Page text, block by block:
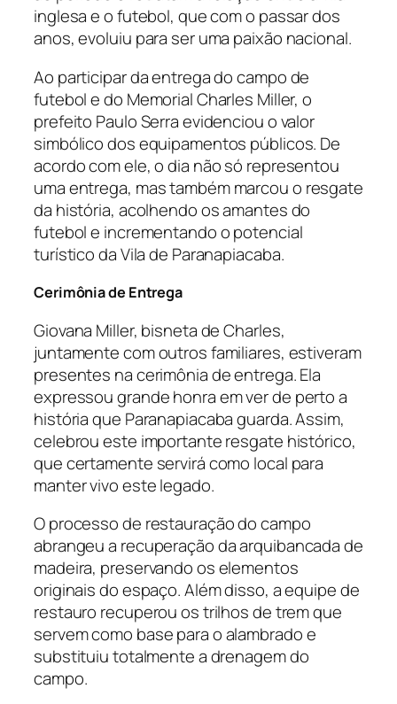
inglesa e o futebol, que com o passar dos
anos, evoluiu para ser uma paixão nacional.
Ao participar da entrega do campo de
futebol e do Memorial Charles Miller, o
prefeito Paulo Serra evidenciou o valor
simbólico dos equipamentos públicos. De
acordo com ele, o dia não só representou
uma entrega, mas também marcou o resgate
da história, acolhendo os amantes do
futebol e incrementando o potencial
turístico da Vila de Paranapiacaba.
Cerimônia de Entrega
Giovana Miller, bisneta de Charles,
juntamente com outros familiares, estiveram
presentes na cerimônia de entrega. Ela
expressou grande honra em ver de perto a
história que Paranapiacaba guarda. Assim,
celebrou este importante resgate histórico,
que certamente servirá como local para
manter vivo este legado.
O processo de restauração do campo
abrangeu a recuperação da arquibancada de
madeira, preservando os elementos
originais do espaço. Além disso, a equipe de
restauro recuperou os trilhos de trem que
servem como base para o alambrado e
substituiu totalmente a drenagem do
campo.